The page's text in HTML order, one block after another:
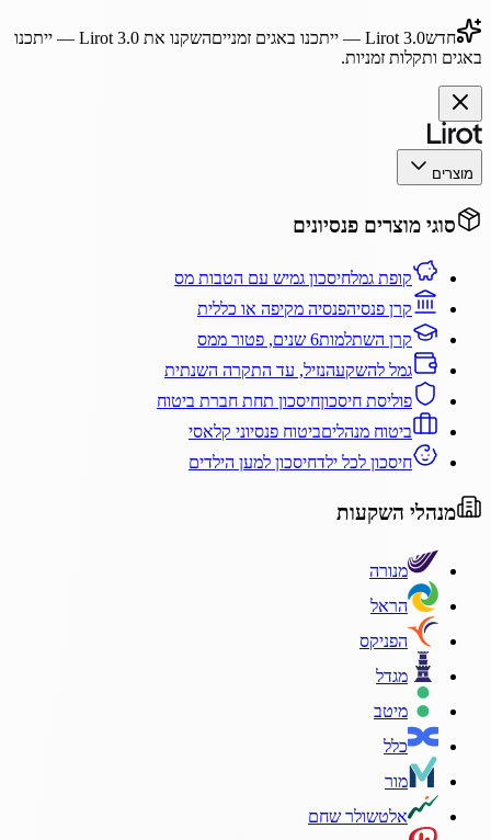
חדשLirot 3.0 — ייתכנו באגים זמנייםהשקנו את Lirot 3.0— ייתכנו
באגים ותקלות זמניות.
מוצרים
סוגי מוצרים פנסיונים
קופת גמלחיסכון גמיש עם הטבות מס
קרן פנסיהפנסיה מקיפה או כללית
קרן השתלמות6 שנים, פטור ממס
גמל להשקעהנזיל, עד התקרה השנתית
פוליסת חיסכוןחיסכון תחת חברת ביטוח
ביטוח מנהליםביטוח פנסיוני קלאסי
חיסכון לכל ילדחיסכון למען הילדים
מנהלי השקעות
מנורה
הראל
הפניקס
מגדל
מיטב
כלל
מור
אלטשולר שחם